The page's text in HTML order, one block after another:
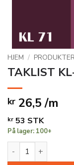
HJEM /
TAKLIST
kr 26,5 /m
kr 53 STK
På lager: 100+
TAKLIST KL-071